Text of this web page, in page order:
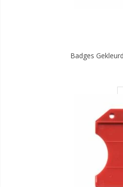
Badges Gekleurd